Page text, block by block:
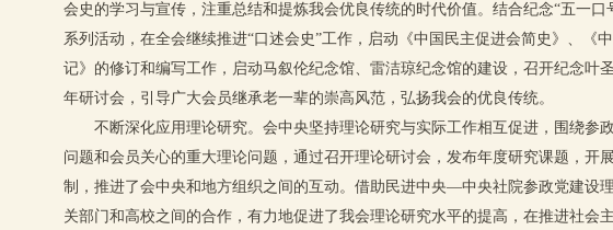
会史的学习与宣传，注重总结和提炼我会优良传统的时代价值。结合纪念“五一口
系列活动，在全会继续推进“口述会史”工作，启动《中国民主促进会简史》、《
记》的修订和编写工作，启动马叙伦纪念馆、雷洁琼纪念馆的建设，召开纪念叶
年研讨会，引导广大会员继承老一辈的崇高风范，弘扬我会的优良传统。
不断深化应用理论研究。会中央坚持理论研究与实际工作相互促进，围绕参
问题和会员关心的重大理论问题，通过召开理论研讨会，发布年度研究课题，开
制，推进了会中央和地方组织之间的互动。借助民进中央—中央社院参政党建设
关部门和高校之间的合作，有力地促进了我会理论研究水平的提高，在推进社会